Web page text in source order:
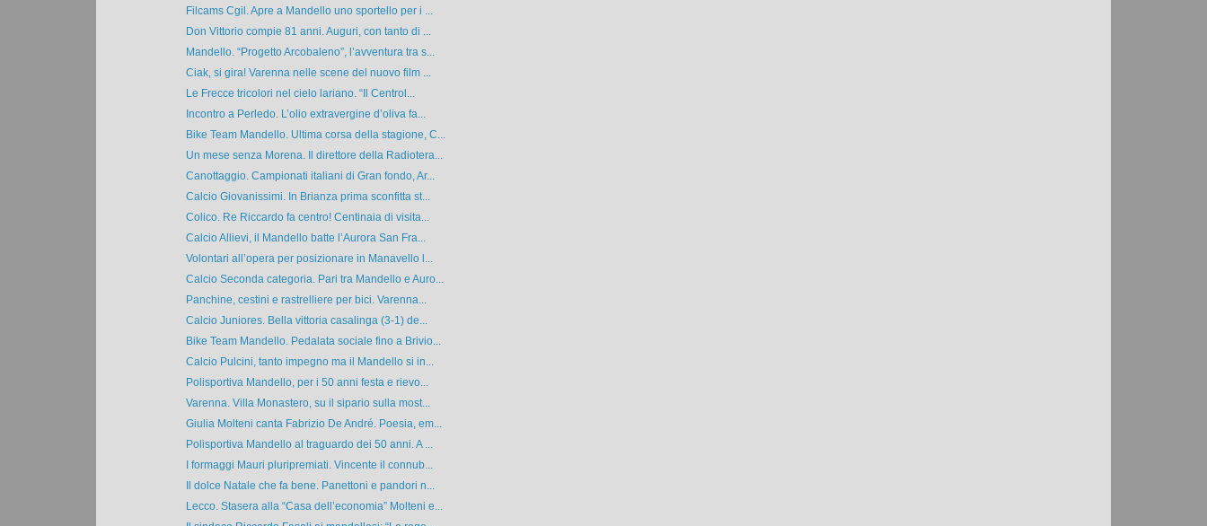
Filcams Cgil. Apre a Mandello uno sportello per i ...
Don Vittorio compie 81 anni. Auguri, con tanto di ...
Mandello. “Progetto Arcobaleno”, l’avventura tra s...
Ciak, si gira! Varenna nelle scene del nuovo film ...
Le Frecce tricolori nel cielo lariano. “Il Centrol...
Incontro a Perledo. L’olio extravergine d’oliva fa...
Bike Team Mandello. Ultima corsa della stagione, C...
Un mese senza Morena. Il direttore della Radiotera...
Canottaggio. Campionati italiani di Gran fondo, Ar...
Calcio Giovanissimi. In Brianza prima sconfitta st...
Colico. Re Riccardo fa centro! Centinaia di visita...
Calcio Allievi, il Mandello batte l’Aurora San Fra...
Volontari all’opera per posizionare in Manavello l...
Calcio Seconda categoria. Pari tra Mandello e Auro...
Panchine, cestini e rastrelliere per bici. Varenna...
Calcio Juniores. Bella vittoria casalinga (3-1) de...
Bike Team Mandello. Pedalata sociale fino a Brivio...
Calcio Pulcini, tanto impegno ma il Mandello si in...
Polisportiva Mandello, per i 50 anni festa e rievo...
Varenna. Villa Monastero, su il sipario sulla most...
Giulia Molteni canta Fabrizio De André. Poesia, em...
Polisportiva Mandello al traguardo dei 50 anni. A ...
I formaggi Mauri pluripremiati. Vincente il connub...
Il dolce Natale che fa bene. Panettoni e pandori n...
Lecco. Stasera alla “Casa dell’economia” Molteni e...